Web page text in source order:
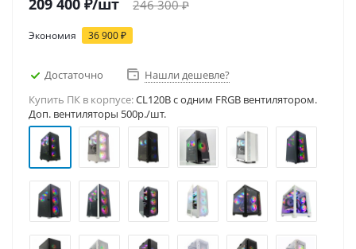
209 400 ₽/шт 246 300₽
Экономия 36 900₽
Достаточно
Нашли дешевле?
Купить ПК в корпусе:CL120B c одним FRGB вентилятором.
Доп. вентиляторы 500р./шт.